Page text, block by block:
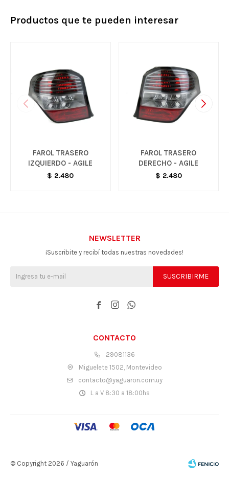
Productos que te pueden interesar
FAROL TRASERO
IZQUIERDO - AGILE
$ 2.480
FAROL TRASERO
DERECHO - AGILE
$ 2.480
CONTACTO
29081136
Miguelete 1502, Montevideo
contacto@yaguaron.com.uy
L a V 8:30 a 18:00hs
NEWSLETTER
¡Suscribite y recibí todas nuestras novedades!
SUSCRIBIRME
  
© Copyright 2026 / Yaguarón